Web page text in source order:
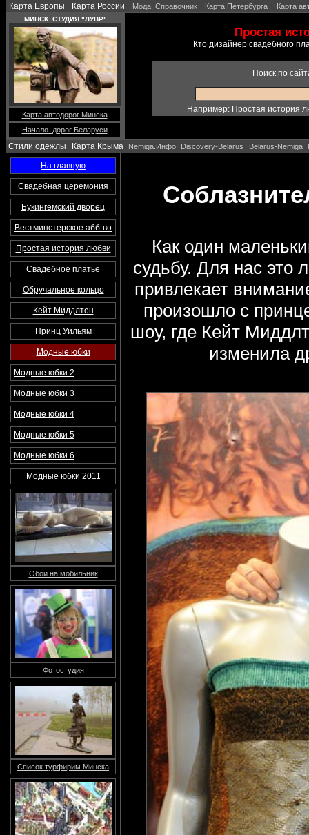
Карта Европы Карта России Мода. Справочник Карта Петербурга Карта
МИНСК. СТУДИЯ "ЛУВР"
Карта автодорог Минска
Начало дорог Беларуси
Простая
Кто дизайнер свадебного
Поиск по
Например: Простая история
Стили одежлы Карта Крыма Nemiga.Инфо Discovery-Belarus Belarus-Nemiga
На главную
Свадебная церемония
Букингемский дворец
Вестминстерское абб-во
Простая история любви
Свадебное платье
Обручальное кольцо
Кейт Миддлтон
Принц Уильям
Модные юбки
Модные юбки 2
Модные юбки 3
Модные юбки 4
Модные юбки 5
Модные юбки 6
Модные юбки 2011
Обои на мобильник
Фотостудия
Список турфирим Минска
Как один
судьбу. Для нас это
привлекает
произошло с
шоу, где Кейт
изменила